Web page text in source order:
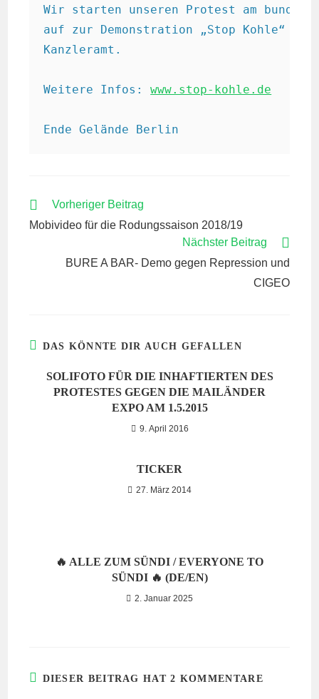
Wir starten unseren Protest am
auf zur Demonstration „Stop Kohle“ am
Kanzleramt.
Weitere Infos: www.stop-kohle.de
Ende Gelände Berlin
WEITERE
ANSEHEN
Vorheriger Beitrag
Mobivideo für die Rodungssaison 2018/19
Nächster Beitrag
BURE A BAR- Demo gegen Repression und
CIGEO
DAS KÖNNTE DIR AUCH GEFALLEN
SOLIFOTO FÜR DIE INHAFTIERTEN DES
PROTESTES GEGEN DIE MAILÄNDER
EXPO AM 1.5.2015
9. April 2016
TICKER
27. März 2014
🔥 ALLE ZUM SÜNDI / EVERYONE TO
SÜNDI 🔥 (DE/EN)
2. Januar 2025
DIESER BEITRAG HAT 2 KOMMENTARE